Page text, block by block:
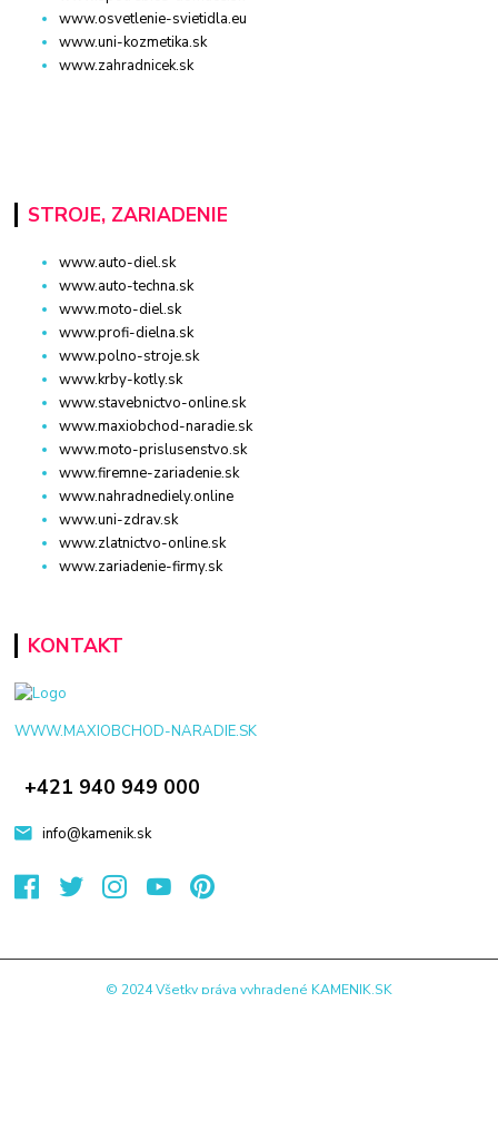
www.osvetlenie-svietidla.eu
www.uni-kozmetika.sk
www.zahradnicek.sk
STROJE, ZARIADENIE
www.auto-diel.sk
www.auto-techna.sk
www.moto-diel.sk
www.profi-dielna.sk
www.polno-stroje.sk
www.krby-kotly.sk
www.stavebnictvo-online.sk
www.maxiobchod-naradie.sk
www.moto-prislusenstvo.sk
www.firemne-zariadenie.sk
www.nahradnediely.online
www.uni-zdrav.sk
www.zlatnictvo-online.sk
www.zariadenie-firmy.sk
KONTAKT
WWW.MAXIOBCHOD-NARADIE.SK
+421 940 949 000
info@kamenik.sk
© 2024 Všetky práva vyhradené KAMENIK.SK